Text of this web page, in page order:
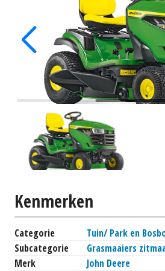
Kenmerken
Categorie
Tuin/ Park en
Subcategorie
Grasmaaiers
Merk
John Deere